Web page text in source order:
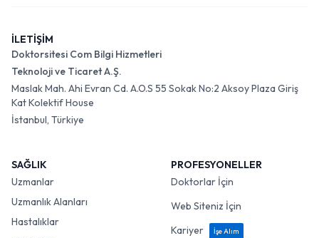
İLETİŞİM
Doktorsitesi Com Bilgi Hizmetleri
Teknoloji ve Ticaret A.Ş.
Maslak Mah. Ahi Evran Cd. A.O.S 55 Sokak No:2 Aksoy Plaza Giriş
Kat Kolektif House
İstanbul, Türkiye
SAĞLIK
Uzmanlar
Uzmanlık Alanları
Hastalıklar
PROFESYONELLER
Doktorlar İçin
Web Siteniz İçin
Kariyer
İşe Alım